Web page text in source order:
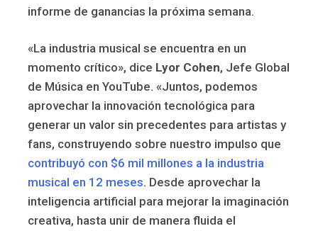
informe de ganancias la próxima semana.
«La industria musical se encuentra en un
momento crítico», dice Lyor Cohen, Jefe Global
de Música en YouTube. «Juntos, podemos
aprovechar la innovación tecnológica para
generar un valor sin precedentes para artistas y
fans, construyendo sobre nuestro impulso que
contribuyó con $6 mil millones a la industria
musical en 12 meses. Desde aprovechar la
inteligencia artificial para mejorar la imaginación
creativa, hasta unir de manera fluida el